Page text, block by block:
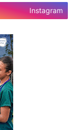
Instagram